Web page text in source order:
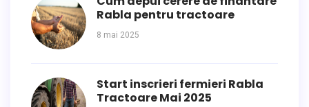
Rabla pentru tractoare
8 mai 2025
Start inscrieri fermieri Rabla
Tractoare Mai 2025